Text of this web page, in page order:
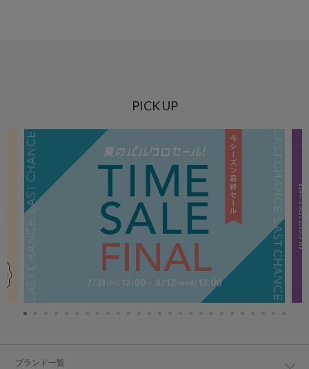
PICK UP
ブランド一覧